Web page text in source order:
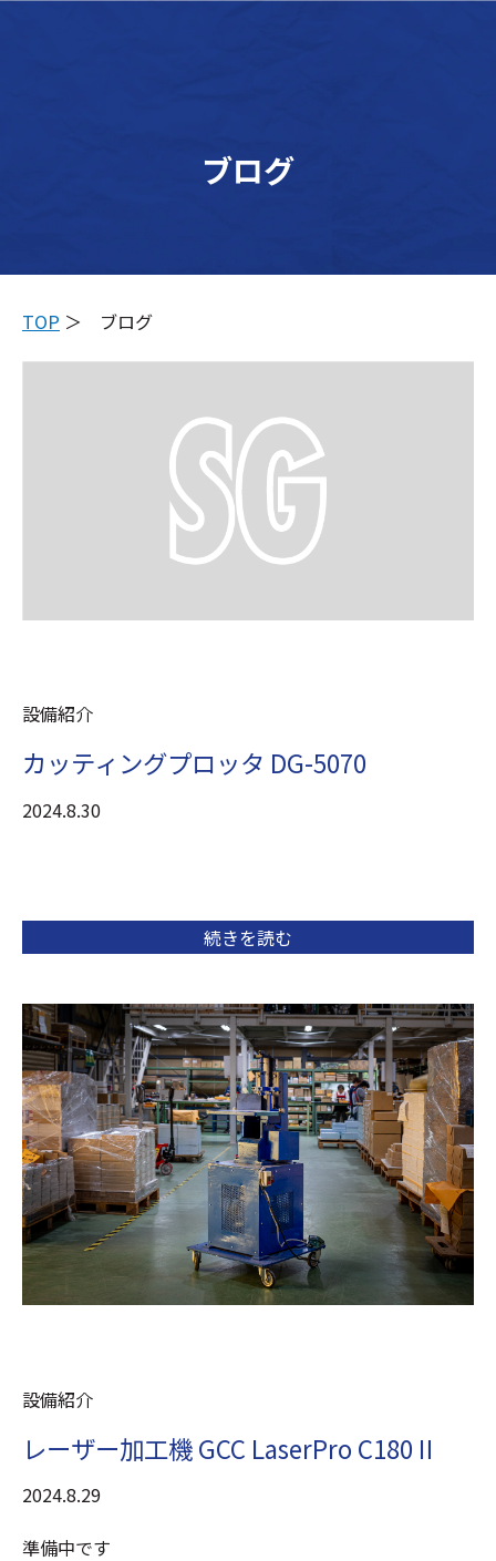
ブログ
TOP ＞ ブログ
設備紹介
カッティングプロッタ DG-5070
2024.8.30
続きを読む
設備紹介
レーザー加工機 GCC LaserPro C180Ⅱ
2024.8.29
準備中です